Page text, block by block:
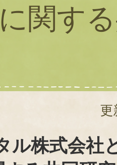
関す
更
ル株式会社